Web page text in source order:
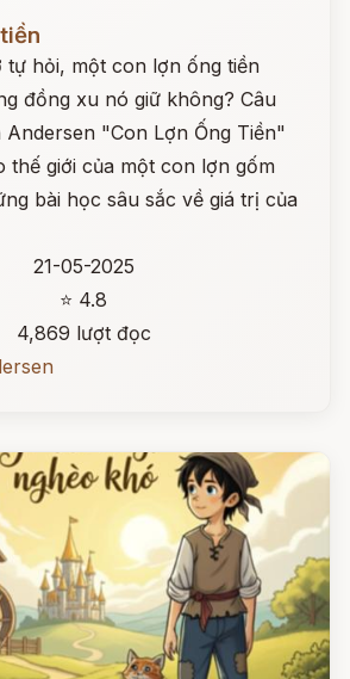
tự hỏi, một con lợn ống tiền
đồng xu nó giữ không? Câu
"Con Lợn Ống Tiền"
thế giới của một con lợn gốm
bài học sâu sắc về giá trị của
21-05-2025
⭐ 4.8
4,869 lượt đọc